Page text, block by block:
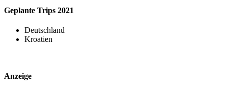
Geplante Trips 2021
Deutschland
Kroatien
Anzeige